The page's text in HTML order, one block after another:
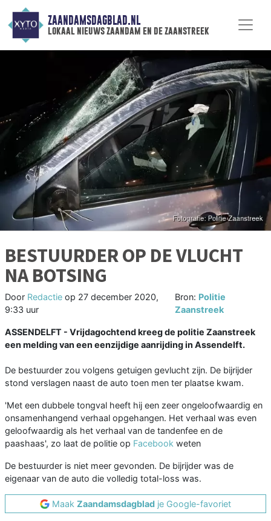
ZAANDAMSDAGBLAD.NL
lokaal nieuws zaandam en de zaanstreek
BESTUURDER OP DE VLUCHT
NA BOTSING
Door Redactie op 27 december 2020,
9:33 uur
Bron: Politie
Zaanstreek
ASSENDELFT - Vrijdagochtend kreeg de politie Zaanstreek
een melding van een eenzijdige aanrijding in Assendelft.
De bestuurder zou volgens getuigen gevlucht zijn. De bijrijder
stond verslagen naast de auto toen men ter plaatse kwam.
'Met een dubbele tongval heeft hij een zeer ongeloofwaardig en
onsamenhangend verhaal opgehangen. Het verhaal was even
geloofwaardig als het verhaal van de tandenfee en de
paashaas', zo laat de politie op Facebook weten
De bestuurder is niet meer gevonden. De bijrijder was de
eigenaar van de auto die volledig total-loss was.
Maak Zaandamsdagblad je Google-favoriet